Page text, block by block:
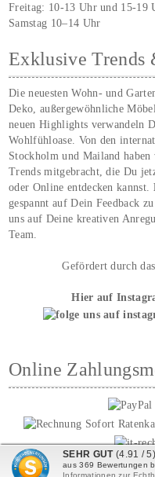
Freitag: 10-13 Uhr und 15-19
Samstag 10–14 Uhr
Exklusive Trends
Die neuesten Wohn- und
Deko, außergewöhnliche
neuen Highlights verwandeln
Wohlfühloase. Von den
Stockholm und Mailand
Trends mitgebracht, die Du
oder Online entdecken kannst.
gespannt auf Dein Feedback
uns auf Deine kreativen
Team.
Gefördert durch
Hier auf
Online
SEHR GUT (4.91 / 5)
aus369 Bewertungen
Informationen zur